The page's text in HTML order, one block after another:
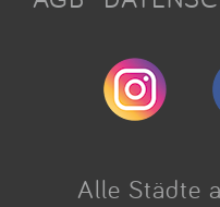
Alle Städte